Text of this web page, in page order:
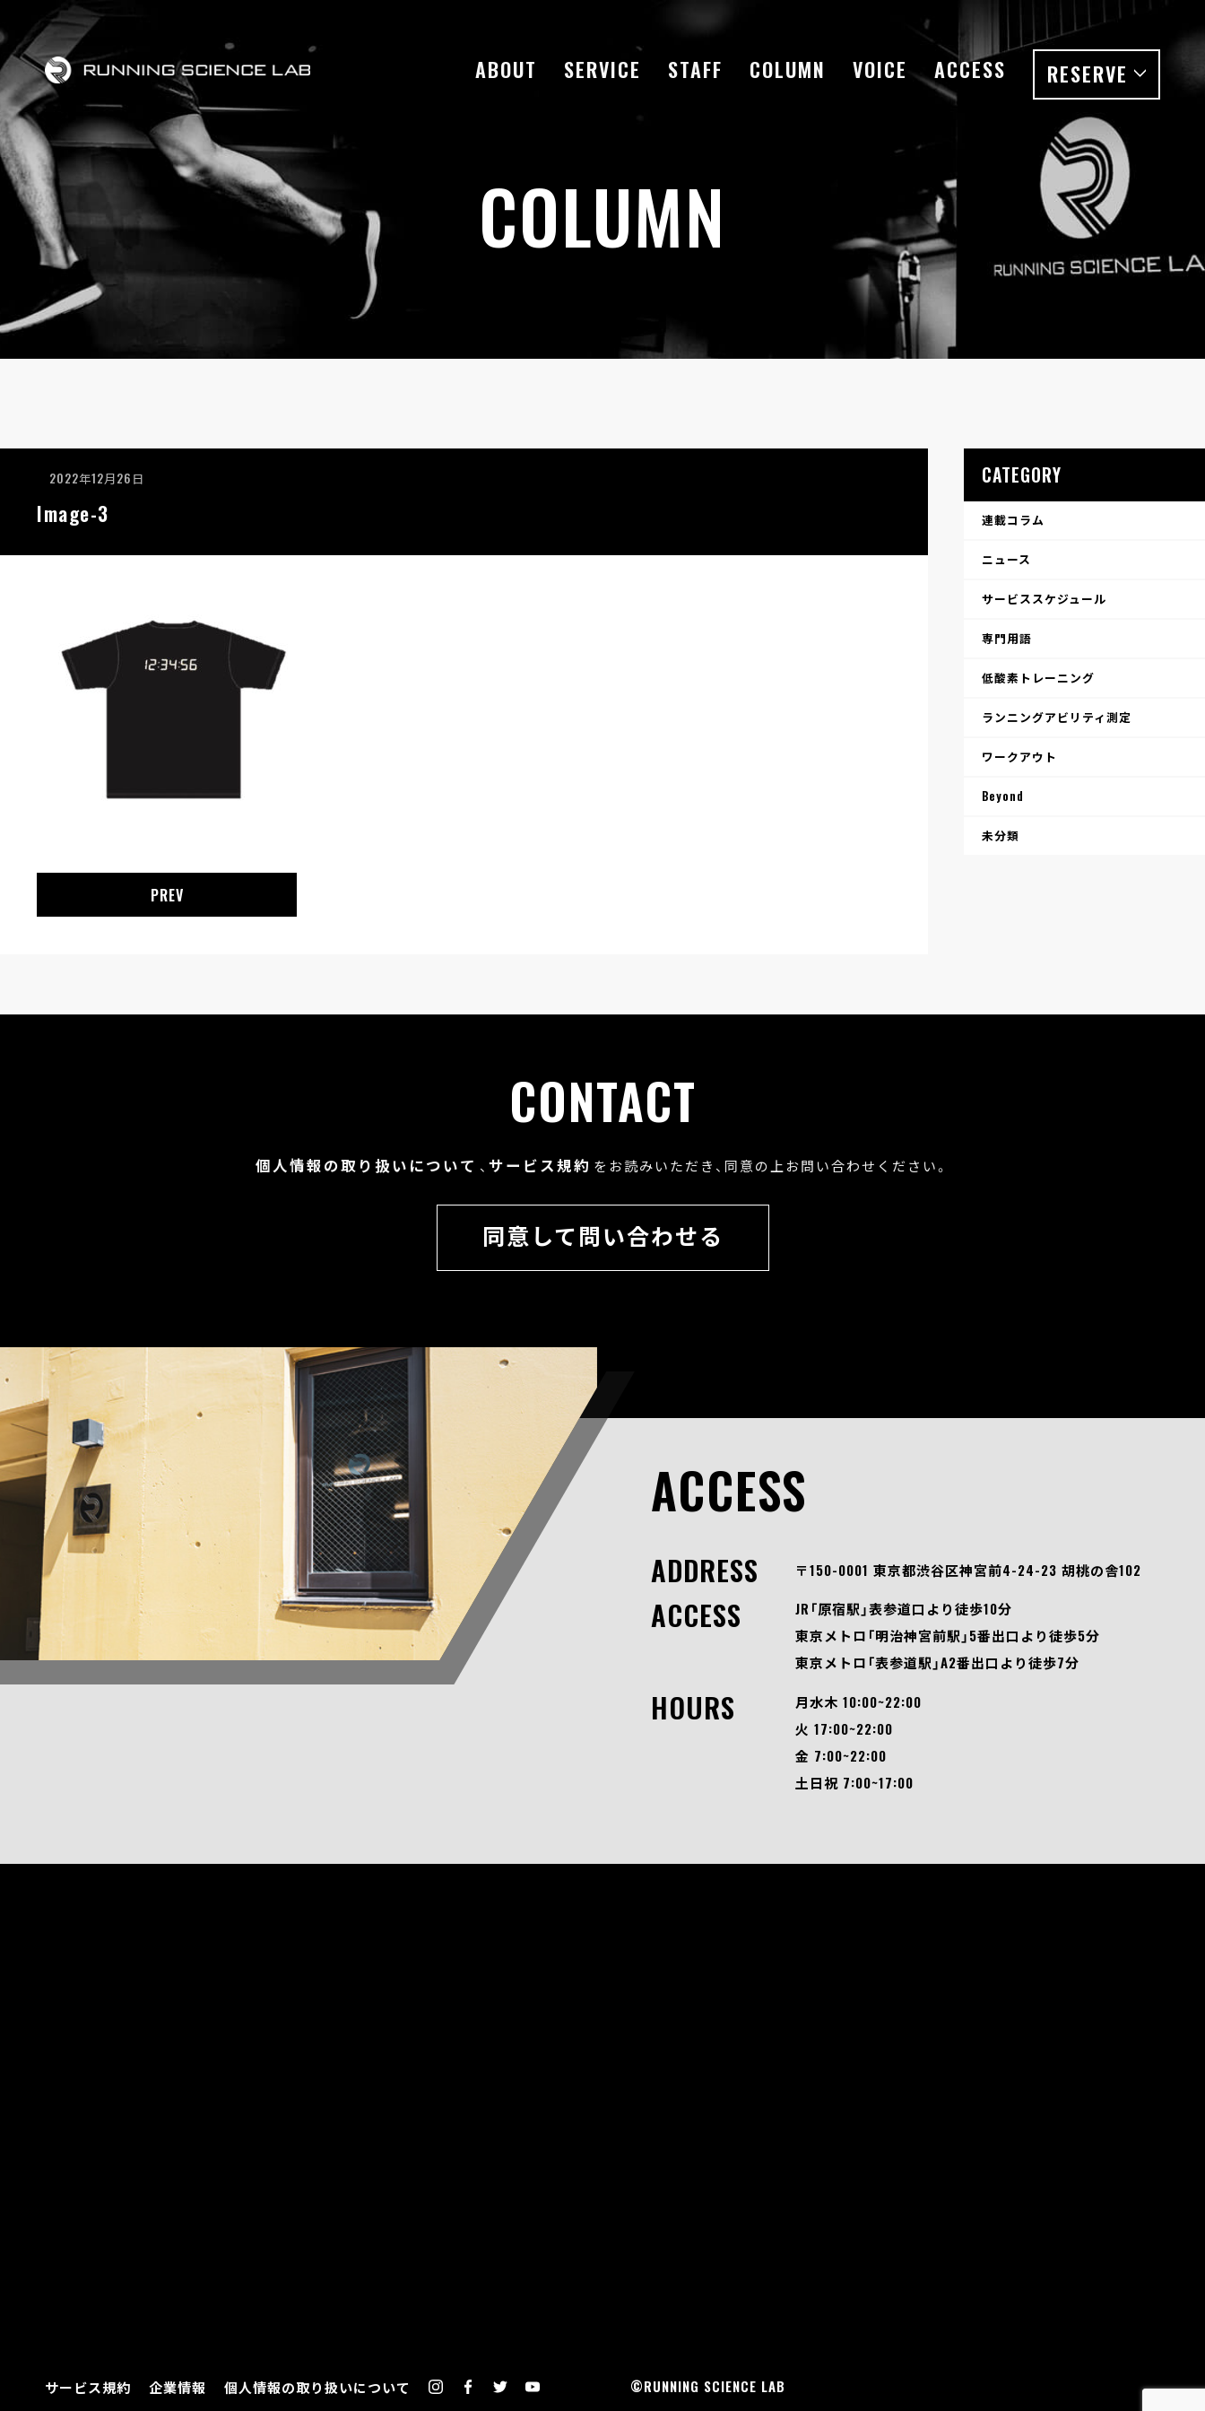
ABOUT SERVICE STAFF COLUMN VOICE ACCESS RESERVE
COLUMN
2022年12月26日
Image-3
PREV
CATEGORY
連載コラム
ニュース
サービススケジュール
専門用語
低酸素トレーニング
ランニングアビリティ測定
ワークアウト
Beyond
未分類
CONTACT
個人情報の取り扱いについて 、 サービス規約 をお読みいただき、 同意の上お問い合わせください。
同意して問い合わせる
ACCESS
ADDRESS 〒150-0001 東京都渋谷区神宮前4-24-23 胡桃の舎102
ACCESS
JR「原宿駅」表参道口より徒歩10分
東京メトロ「明治神宮前駅」5番出口より徒歩5分
東京メトロ「表参道駅」A2番出口より徒歩7分
HOURS
月水木 10:00~22:00
火 17:00~22:00
金 7:00~22:00
土日祝 7:00~17:00
サービス規約 企業情報 個人情報の取り扱いについて ©RUNNING SCIENCE LAB